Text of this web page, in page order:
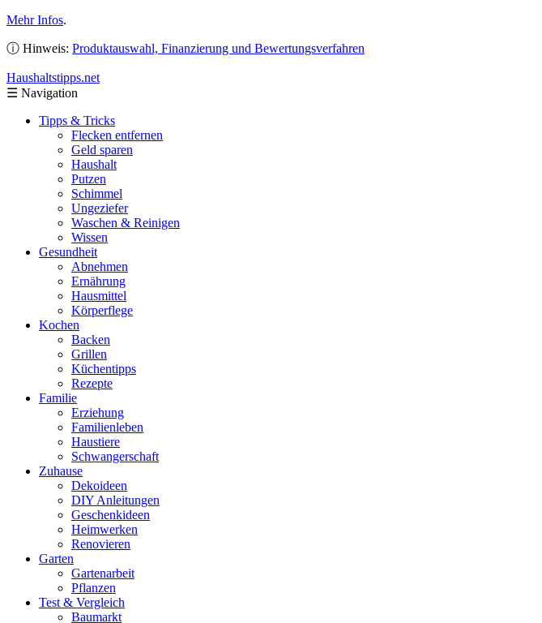
Mehr Infos.
ⓘ Hinweis: Produktauswahl, Finanzierung und Bewertungsverfahren
Haushaltstipps.net
☰ Navigation
Tipps & Tricks
Flecken entfernen
Geld sparen
Haushalt
Putzen
Schimmel
Ungeziefer
Waschen & Reinigen
Wissen
Gesundheit
Abnehmen
Ernährung
Hausmittel
Körperflege
Kochen
Backen
Grillen
Küchentipps
Rezepte
Familie
Erziehung
Familienleben
Haustiere
Schwangerschaft
Zuhause
Dekoideen
DIY Anleitungen
Geschenkideen
Heimwerken
Renovieren
Garten
Gartenarbeit
Pflanzen
Test & Vergleich
Baumarkt